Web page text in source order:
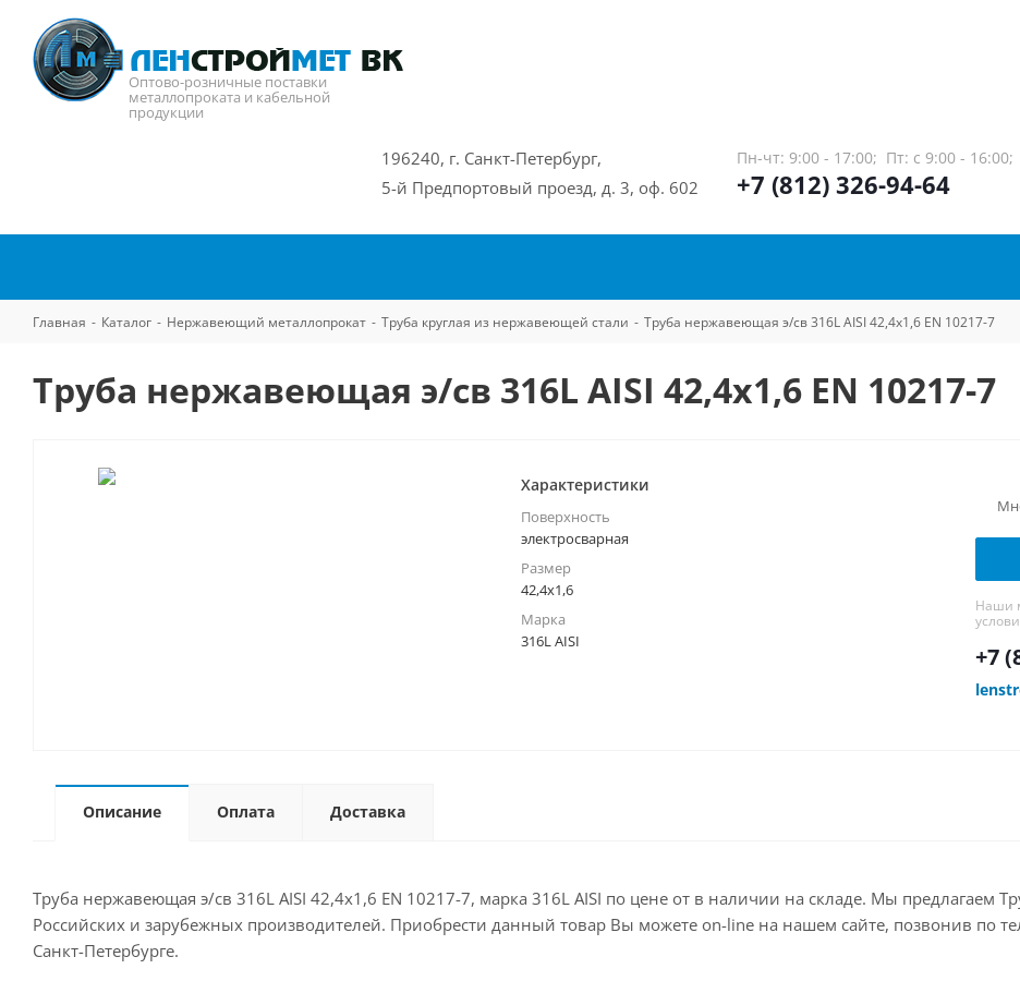
Оптово-розничные поставки
металлопроката и кабельной
продукции
196240, г. Санкт-Петербург,
5-й Предпортовый проезд, д. 3, оф. 602
Пн-чт: 9:00 - 17:00; Пт: с 9:00 - 16:00;
+7 (812) 326-94-64
Главная - Каталог - Нержавеющий металлопрокат - Труба круглая из нержавеющей стали - Труба нержавеющая э/св 316L AISI 42,4х1,6 EN 10217-7
Труба нержавеющая э/св 316L AISI 42,4х1,6 EN 10217-7
Характеристики
Поверхность
электросварная
Размер
42,4х1,6
Марка
316L AISI
Наши
+7
Описание Оплата Доставка
Труба нержавеющая э/св 316L AISI 42,4х1,6 EN 10217-7, марка 316L AISI по цене от в наличии на складе. Мы предлагаем
Российских и зарубежных производителей. Приобрести данный товар Вы можете on-line на нашем сайте, позвонив по
Санкт-Петербурге.